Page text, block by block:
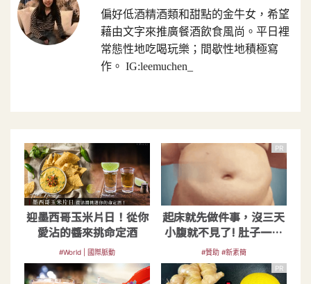
偏好低酒精酒類和甜點的金牛女，希望
藉由文字來推廣餐酒飲食風尚。平日裡
常態性地吃喝玩樂；間歇性地積極寫
作。 IG:leemuchen_
迎墨西哥玉米片日！從你
愛沾的醬來挑命定酒
#World | 國際脈動
PR
起床就先做件事，沒三天
小腹就不見了! 肚子一天
天變小！
#贊助 #新素簡
PR